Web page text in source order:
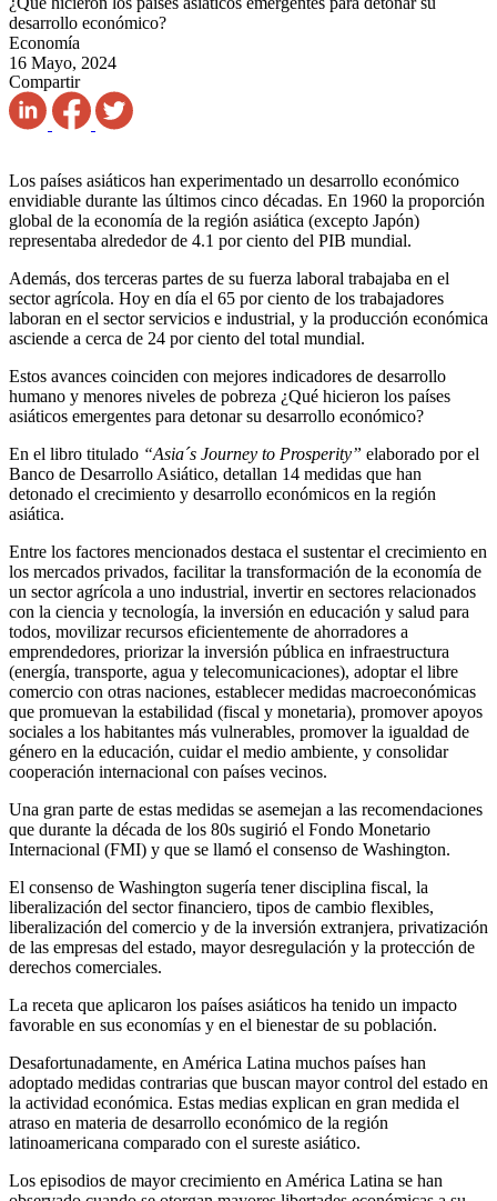
desarrollo económico?
Economía
16 Mayo, 2024
Compartir
Los países asiáticos han experimentado un desarrollo económico
envidiable durante las últimos cinco décadas. En 1960 la proporción
global de la economía de la región asiática (excepto Japón)
representaba alrededor de 4.1 por ciento del PIB mundial.
Además, dos terceras partes de su fuerza laboral trabajaba en el
sector agrícola. Hoy en día el 65 por ciento de los trabajadores
laboran en el sector servicios e industrial, y la producción económica
asciende a cerca de 24 por ciento del total mundial.
Estos avances coinciden con mejores indicadores de desarrollo
humano y menores niveles de pobreza ¿Qué hicieron los países
asiáticos emergentes para detonar su desarrollo económico?
En el libro titulado “Asia´s Journey to Prosperity” elaborado por el
Banco de Desarrollo Asiático, detallan 14 medidas que han
detonado el crecimiento y desarrollo económicos en la región
asiática.
Entre los factores mencionados destaca el sustentar el crecimiento en
los mercados privados, facilitar la transformación de la economía de
un sector agrícola a uno industrial, invertir en sectores relacionados
con la ciencia y tecnología, la inversión en educación y salud para
todos, movilizar recursos eficientemente de ahorradores a
emprendedores, priorizar la inversión pública en infraestructura
(energía, transporte, agua y telecomunicaciones), adoptar el libre
comercio con otras naciones, establecer medidas macroeconómicas
que promuevan la estabilidad (fiscal y monetaria), promover apoyos
sociales a los habitantes más vulnerables, promover la igualdad de
género en la educación, cuidar el medio ambiente, y consolidar
cooperación internacional con países vecinos.
Una gran parte de estas medidas se asemejan a las recomendaciones
que durante la década de los 80s sugirió el Fondo Monetario
Internacional (FMI) y que se llamó el consenso de Washington.
El consenso de Washington sugería tener disciplina fiscal, la
liberalización del sector financiero, tipos de cambio flexibles,
liberalización del comercio y de la inversión extranjera, privatización
de las empresas del estado, mayor desregulación y la protección de
derechos comerciales.
La receta que aplicaron los países asiáticos ha tenido un impacto
favorable en sus economías y en el bienestar de su población.
Desafortunadamente, en América Latina muchos países han
adoptado medidas contrarias que buscan mayor control del estado en
la actividad económica. Estas medias explican en gran medida el
atraso en materia de desarrollo económico de la región
latinoamericana comparado con el sureste asiático.
Los episodios de mayor crecimiento en América Latina se han